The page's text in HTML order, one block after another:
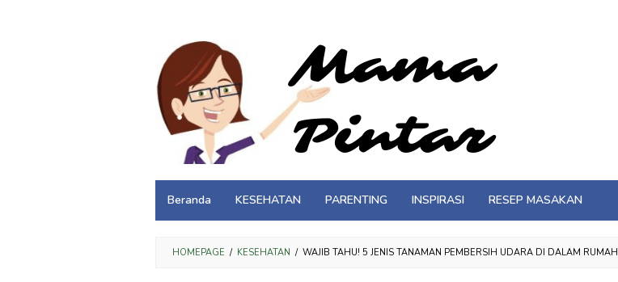
konten
Beranda KESEHATAN PARENTING INSPIRASI RESEP MASAKAN
HOMEPAGE / KESEHATAN / WAJIB TAHU! 5 JENIS TANAMAN PEMBERSIH UDARA DI DALAM RUMAH